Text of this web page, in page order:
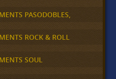
PASODOBLES,
ROCK & ROLL
SOUL